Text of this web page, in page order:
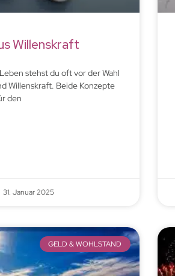
Willenskraft
stehst du oft vor der Wahl
Willenskraft. Beide Konzepte
den
31. Januar 2025
GELD & WOHLSTAND